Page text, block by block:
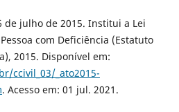
de julho de 2015. Institui a Lei
com Deficiência (Estatuto
2015. Disponível em:
ccivil_03/_ato2015-
. Acesso em: 01 jul. 2021.